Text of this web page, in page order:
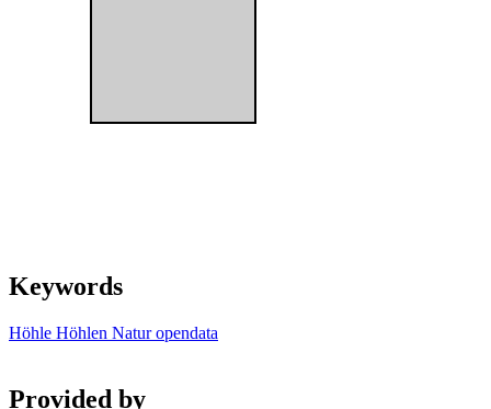
Keywords
Höhle Höhlen Natur opendata
Provided by